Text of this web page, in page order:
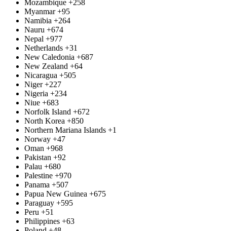
Mozambique +258
Myanmar +95
Namibia +264
Nauru +674
Nepal +977
Netherlands +31
New Caledonia +687
New Zealand +64
Nicaragua +505
Niger +227
Nigeria +234
Niue +683
Norfolk Island +672
North Korea +850
Northern Mariana Islands +1
Norway +47
Oman +968
Pakistan +92
Palau +680
Palestine +970
Panama +507
Papua New Guinea +675
Paraguay +595
Peru +51
Philippines +63